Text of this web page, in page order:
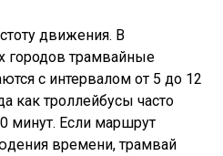
движения. В
городов трамвайные
с интервалом от 5 до 12
как троллейбусы часто
минут. Если маршрут
времени, трамвай